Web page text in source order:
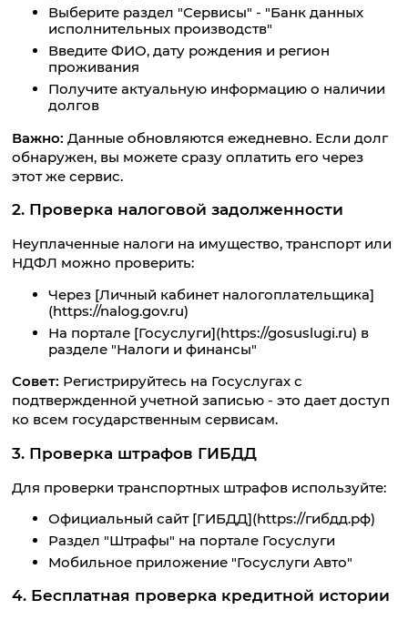
Выберите раздел "Сервисы" - "Банк данных
исполнительных производств"
Введите ФИО, дату рождения и регион
проживания
Получите актуальную информацию о наличии
долгов
Важно: Данные обновляются ежедневно. Если долг
обнаружен, вы можете сразу оплатить его через
этот же сервис.
2. Проверка налоговой задолженности
Неуплаченные налоги на имущество, транспорт или
НДФЛ можно проверить:
Через [Личный кабинет налогоплательщика]
(https://nalog.gov.ru)
На портале [Госуслуги](https://gosuslugi.ru) в
разделе "Налоги и финансы"
Совет: Регистрируйтесь на Госуслугах с
подтвержденной учетной записью - это дает доступ
ко всем государственным сервисам.
3. Проверка штрафов ГИБДД
Для проверки транспортных штрафов используйте:
Официальный сайт [ГИБДД](https://гибдд.рф)
Раздел "Штрафы" на портале Госуслуги
Мобильное приложение "Госуслуги Авто"
4. Бесплатная проверка кредитной истории